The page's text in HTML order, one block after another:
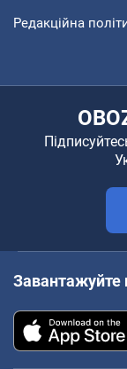
Редакційна
Завантажуйте